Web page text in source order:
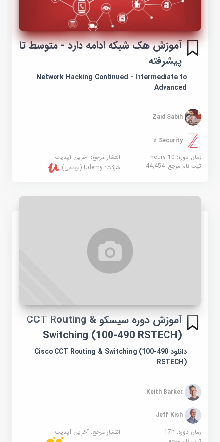
آموزش هک شبکه ادامه دارد - متوسط ​​تا
پیشرفته
Network Hacking Continued - Intermediate to
Advanced
Zaid Sabih
زمان دوره: 10 hours
انتشار مرجع:آخرین آپدیت
ثبت نام مرجع:44,454 شرکت:Udemy (یودمی)
آموزش دوره سیسکو CCT Routing &
Switching (100-490 RSTECH)
دانلود Cisco CCT Routing & Switching (100-490
RSTECH)
Keith Barker
Jeff Kish
زمان دوره: 17h
انتشار مرجع:آخرین آپدیت